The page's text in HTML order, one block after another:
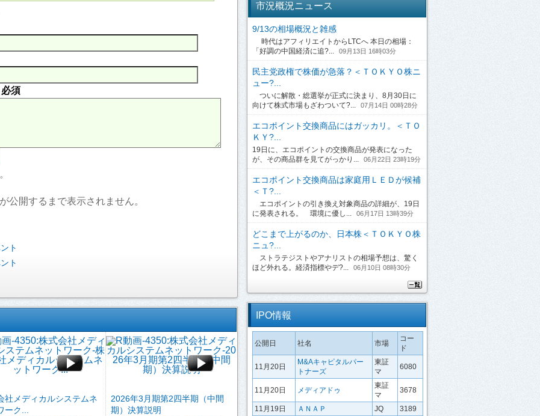
必須
公開するまで表示されません。
ト
ト
社メディカルシステムネ
ーク...
2026年3月期第2四半期（中間
期）決算説明
市況概況ニュース
9/13の相場概況と雑感
時代はアフィリエイトからLTCへ 本日の相場：
「好調の中国経済に追?...
09月13日 16時03分
民主党政権で株価が急落？＜ＴＯＫＹＯ株ニ
ュー?...
ついに解散・総選挙が正式に決まり、8月30日に
向けて株式市場もざわついて?...
07月14日 00時28分
エコポイント交換商品にはガッカリ。＜ＴＯ
ＫＹ?...
19日に、エコポイントの交換商品が発表になった
が、その商品群を見てがっかり...
06月22日 23時19分
エコポイント交換商品は家庭用ＬＥＤが候補
＜Ｔ?...
エコポイントの引き換え対象商品の詳細が、19日
に発表される。 環境に優し...
06月17日 13時39分
どこまで上がるのか、日本株＜ＴＯＫＹＯ株
ニュ?...
ストラテジストやアナリストの相場予想は、驚く
ほど外れる。経済指標やデ?...
06月10日 08時30分
IPO情報
公開日 社名 市場
コー
ド
11月20日
M&Aキャピタルパー
トナーズ
東証
マ
6080
11月20日 メディアドゥ
東証
マ
3678
11月19日 ＡＮＡＰ JQ 3189